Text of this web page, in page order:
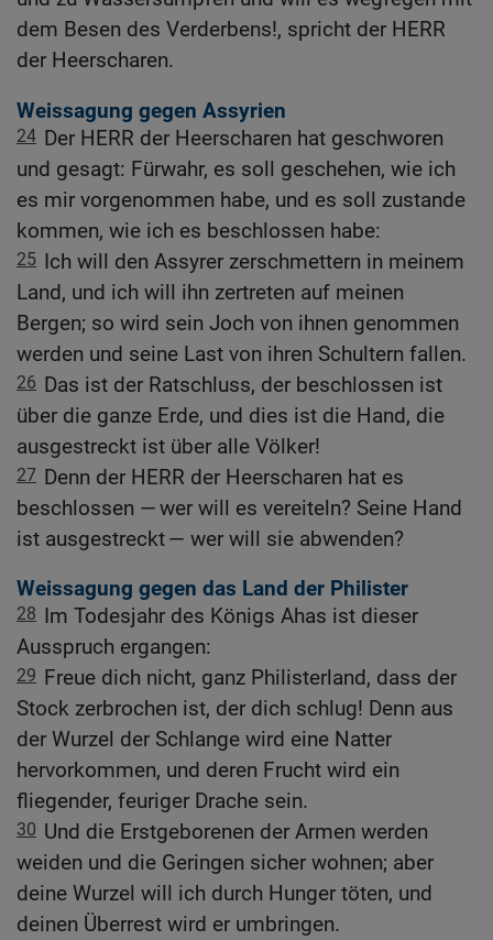
dem Besen des Verderbens!, spricht der HERR
der Heerscharen.
Weissagung gegen Assyrien
24 Der HERR der Heerscharen hat geschworen
und gesagt: Fürwahr, es soll geschehen, wie ich
es mir vorgenommen habe, und es soll zustande
kommen, wie ich es beschlossen habe:
25 Ich will den Assyrer zerschmettern in meinem
Land, und ich will ihn zertreten auf meinen
Bergen; so wird sein Joch von ihnen genommen
werden und seine Last von ihren Schultern fallen.
26 Das ist der Ratschluss, der beschlossen ist
über die ganze Erde, und dies ist die Hand, die
ausgestreckt ist über alle Völker!
27 Denn der HERR der Heerscharen hat es
beschlossen — wer will es vereiteln? Seine Hand
ist ausgestreckt — wer will sie abwenden?
Weissagung gegen das Land der Philister
28 Im Todesjahr des Königs Ahas ist dieser
Ausspruch ergangen:
29 Freue dich nicht, ganz Philisterland, dass der
Stock zerbrochen ist, der dich schlug! Denn aus
der Wurzel der Schlange wird eine Natter
hervorkommen, und deren Frucht wird ein
fliegender, feuriger Drache sein.
30 Und die Erstgeborenen der Armen werden
weiden und die Geringen sicher wohnen; aber
deine Wurzel will ich durch Hunger töten, und
deinen Überrest wird er umbringen.